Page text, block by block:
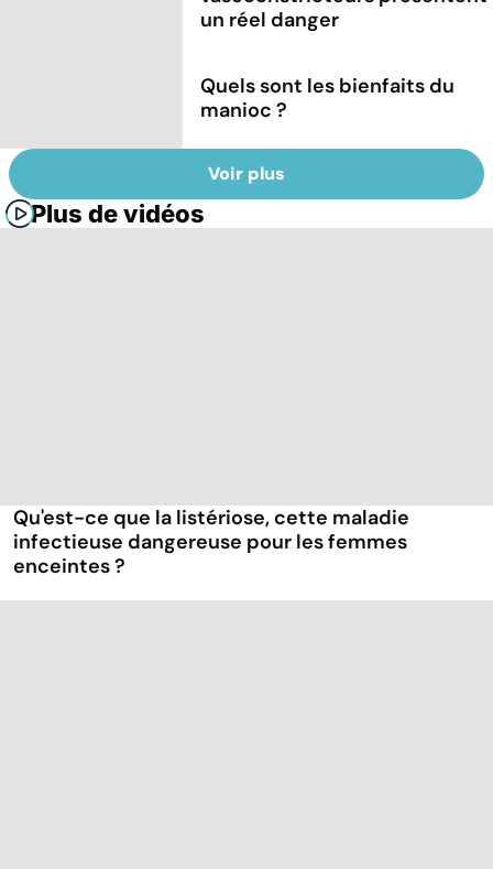
un réel danger
Quels sont les bienfaits du
manioc ?
Voir plus
Plus de vidéos
Qu'est-ce que la listériose, cette maladie
infectieuse dangereuse pour les femmes
enceintes ?